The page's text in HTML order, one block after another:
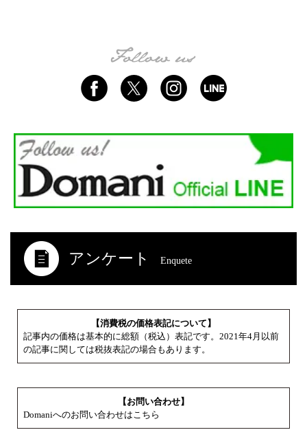
アンケート Enquete
【消費税の価格表記について】
記事内の価格は基本的に総額（税込）表記です。2021年4月以前
の記事に関しては税抜表記の場合もあります。
【お問い合わせ】
Domaniへのお問い合わせはこちら